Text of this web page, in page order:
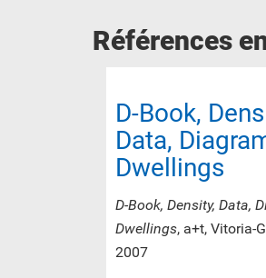
Références
D-Book,
Data,
Dwellings
D-Book, Density, Data,
Dwellings, a+t, Vitoria-
2007